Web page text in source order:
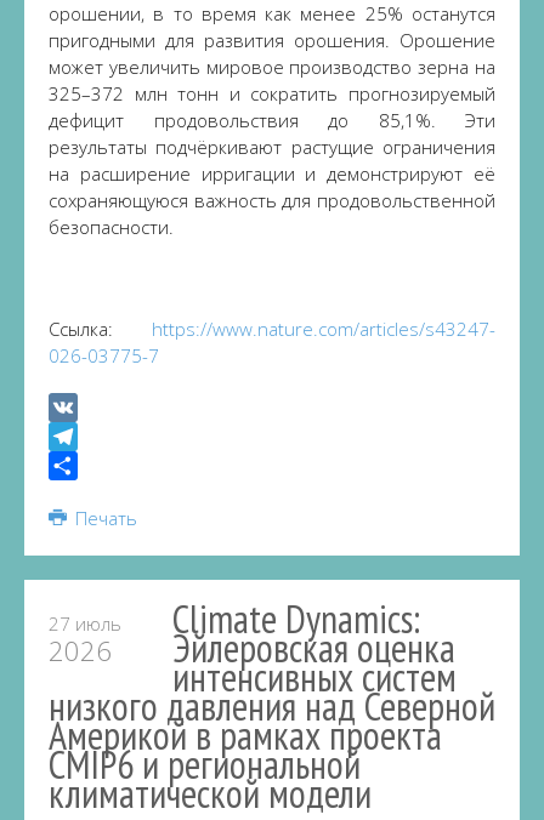
орошении, в то время как менее 25% останутся
пригодными для развития орошения. Орошение
может увеличить мировое производство зерна на
325–372 млн тонн и сократить прогнозируемый
дефицит продовольствия до 85,1%. Эти
результаты подчёркивают растущие ограничения
на расширение ирригации и демонстрируют её
сохраняющуюся важность для продовольственной
безопасности.
Ссылка: https://www.nature.com/articles/s43247-
026-03775-7
VK
Telegram
Печать
27 июль
2026
Climate Dynamics:
Эйлеровская оценка
интенсивных систем
низкого давления над Северной
Америкой в ​​рамках проекта
CMIP6 и региональной
климатической модели